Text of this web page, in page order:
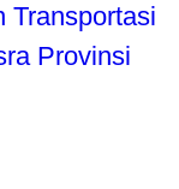
Transportasi
Provinsi